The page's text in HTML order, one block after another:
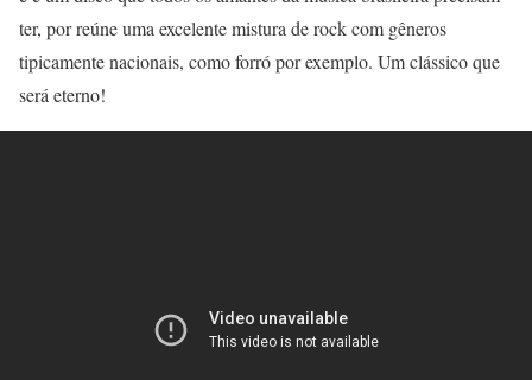
ter, por reúne uma excelente mistura de rock com gêneros
tipicamente nacionais, como forró por exemplo. Um clássico que
será eterno!